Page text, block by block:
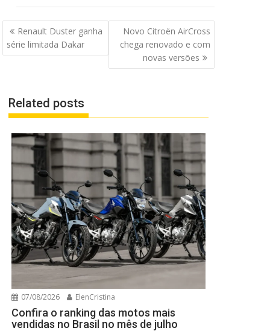
Navegação
de
Post
Renault Duster ganha
série limitada Dakar
Novo Citroën AirCross
chega renovado e com
novas versões
Related posts
07/08/2026 ElenCristina
Confira o ranking das motos mais
vendidas no Brasil no mês de julho